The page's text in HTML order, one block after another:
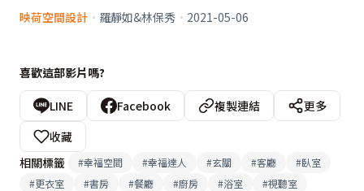
映荷空間設計 · 羅靜如&林保秀 · 2021-05-06
喜歡這部影片嗎?
LINE Facebook 複製連結
更多
收藏
相關標籤
#幸福空間 #幸福達人 #玄關 #客廳 #臥室
#更衣室 #書房 #餐廳 #廚房 #浴室 #視聽室